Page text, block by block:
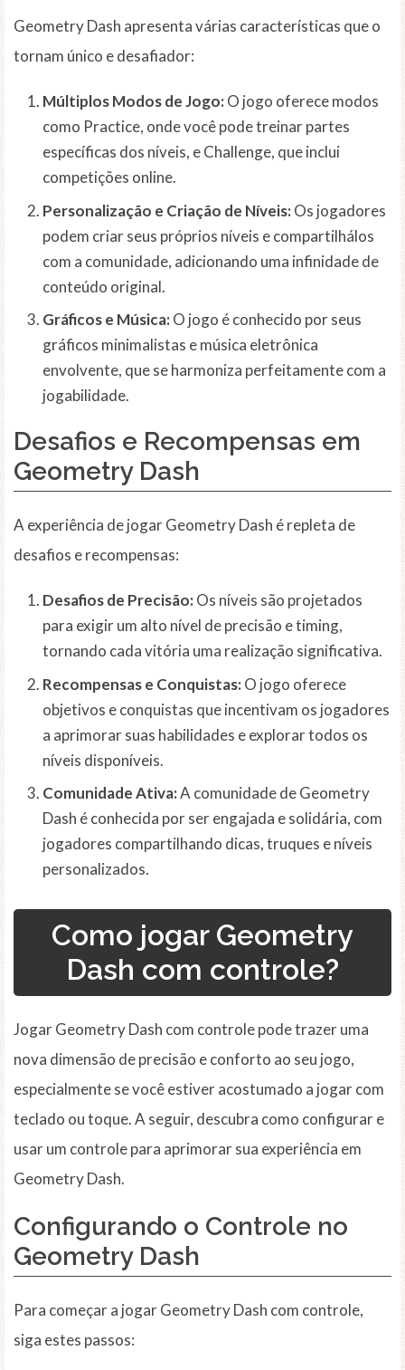
Geometry Dash apresenta várias características que o
tornam único e desafiador:
Múltiplos Modos de Jogo:O jogo oferece modos
como Practice, onde você pode treinar partes
específicas dos níveis, e Challenge, que inclui
competições online.
Personalização e Criação de Níveis:Os jogadores
podem criar seus próprios níveis e compartilhálos
com a comunidade, adicionando uma infinidade de
conteúdo original.
Gráficos e Música:O jogo é conhecido por seus
gráficos minimalistas e música eletrônica
envolvente, que se harmoniza perfeitamente com a
jogabilidade.
Desafios e Recompensas em
Geometry Dash
A experiência de jogar Geometry Dash é repleta de
desafios e recompensas:
Desafios de Precisão:Os níveis são projetados
para exigir um alto nível de precisão e timing,
tornando cada vitória uma realização significativa.
Recompensas e Conquistas:O jogo oferece
objetivos e conquistas que incentivam os jogadores
a aprimorar suas habilidades e explorar todos os
níveis disponíveis.
Comunidade Ativa:A comunidade de Geometry
Dash é conhecida por ser engajada e solidária, com
jogadores compartilhando dicas, truques e níveis
personalizados.
Como jogar Geometry
Dash com controle?
Jogar Geometry Dash com controle pode trazer uma
nova dimensão de precisão e conforto ao seu jogo,
especialmente se você estiver acostumado a jogar com
teclado ou toque. A seguir, descubra como configurar e
usar um controle para aprimorar sua experiência em
Geometry Dash.
Configurando o Controle no
Geometry Dash
Para começar a jogar Geometry Dash com controle,
siga estes passos: